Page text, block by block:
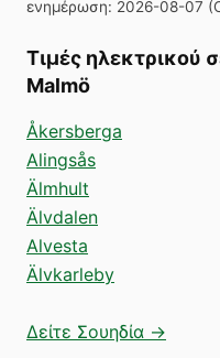
ενημέρωση: 2026-08-07 (
Τιμές ηλεκτρικού
Malmö
Åkersberga
Alingsås
Älmhult
Älvdalen
Alvesta
Älvkarleby
Δείτε Σουηδία →